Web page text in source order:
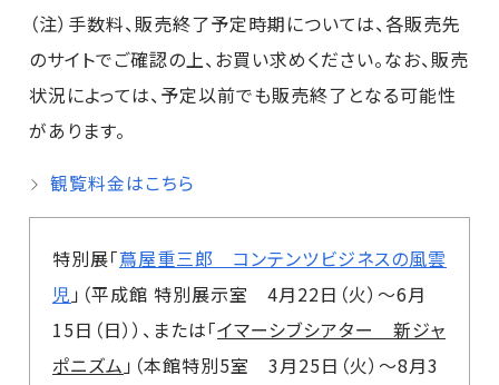
（注）手数料、販売終了予定時期については、各販売先
のサイトでご確認の上、お買い求めください。なお、販売
状況によっては、予定以前でも販売終了となる可能性
があります。
観覧料金はこちら
特別展「蔦屋重三郎 コンテンツビジネスの風雲
児 」（平成館 特別展示室 4月22日（火）～6月
15日（日））、または「イマーシブシアター 新ジャ
ポニズム 」（本館特別5室 3月25日（火）～8月3